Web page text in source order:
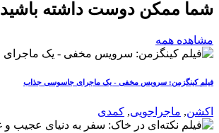
شما ممکن دوست داشته باشید
مشاهده همه
فیلم کینگزمن: سرویس مخفی - یک ماجرای جاسوسی جذاب
اکشن, ماجراجویی, کمدی